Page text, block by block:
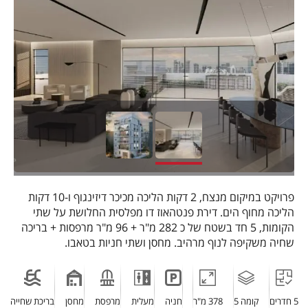
פרויקט במיקום מנצח, 2 דקות הליכה מכיכר דיזינגוף ו-10 דקות
הליכה מחוף הים. דירת פנטהאוז דו מפלסית החלושת על שתי
הקומות, 5 חד בשטח של כ 282 מ"ר + 96 מ"ר מרפסות + בריכה
שחיה משקיפה לנוף מרהיב. מחסן ושתי חניות בטאבו.
5 חדרים קומה 5 378 מ"ר חניה מעלית מרפסת מחסן בריכת שחייה